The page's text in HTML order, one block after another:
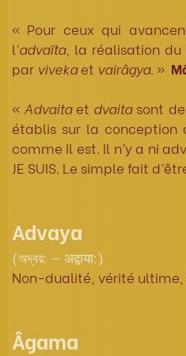
« Pour ceux qui
l’advaïta, la réalisation du
par vivekaet vairâgya. »
« Advaitaet dvaitasont
établis sur la conception
comme Il est. Il n’y a ni
JE SUIS. Le simple fait
Advaya
(অদ্বয়: — अद्वाया:)
Non-dualité, vérité ultime,
Âgama